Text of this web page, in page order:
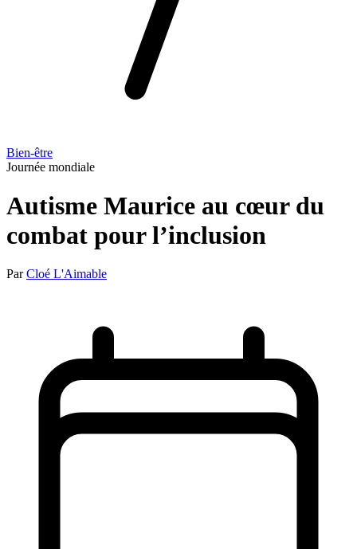
Bien-être
Journée mondiale
Autisme Maurice au cœur du
combat pour l’inclusion
ParCloé L'Aimable